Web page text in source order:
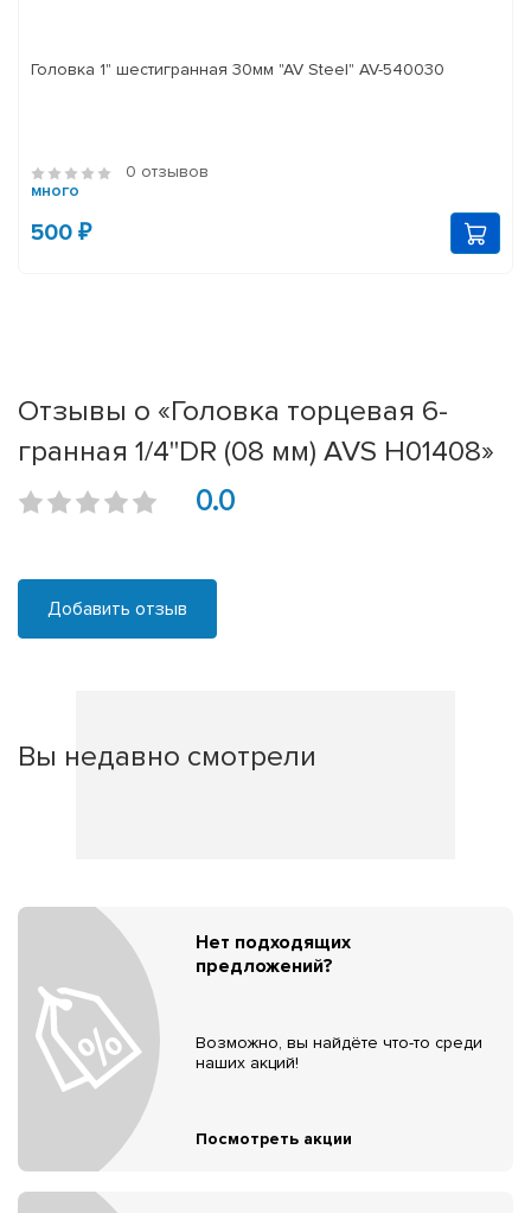
Головка 1" шестигранная 30мм "AV Steel" AV-540030
0 отзывов
много
500 ₽
Отзывы о «Головка торцевая 6-
гранная 1/4''DR (08 мм) AVS H01408»
0.0
Добавить отзыв
Вы недавно смотрели
Нет подходящих
предложений?
Возможно, вы найдёте что-то среди
наших акций!
Посмотреть акции